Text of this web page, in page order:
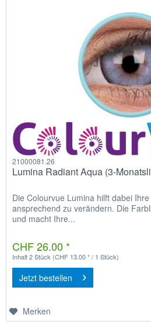
21000081.26
Lumina Radiant Aqua (3-
Die Colourvue Lumina hilft dabei
ansprechend zu verändern. Die
und macht Ihre...
CHF 26.00 *
Inhalt2 Stück (CHF 13.00 * / 1 Stück)
Jetzt bestellen
Merken